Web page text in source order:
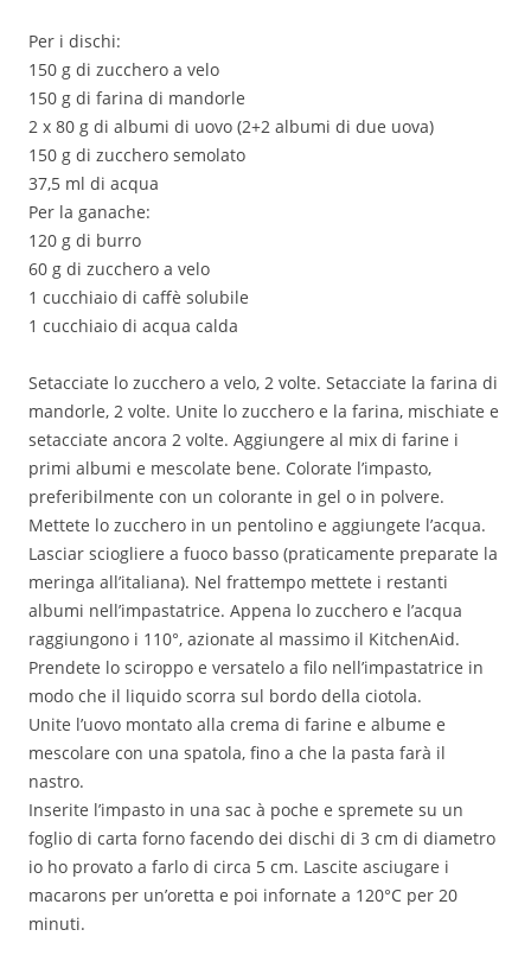
Per i dischi:
150 g di zucchero a velo
150 g di farina di mandorle
2 x 80 g di albumi di uovo (2+2 albumi di due uova)
150 g di zucchero semolato
37,5 ml di acqua
Per la ganache:
120 g di burro
60 g di zucchero a velo
1 cucchiaio di caffè solubile
1 cucchiaio di acqua calda
Setacciate lo zucchero a velo, 2 volte. Setacciate la farina di
mandorle, 2 volte. Unite lo zucchero e la farina, mischiate e
setacciate ancora 2 volte. Aggiungere al mix di farine i
primi albumi e mescolate bene. Colorate l’impasto,
preferibilmente con un colorante in gel o in polvere.
Mettete lo zucchero in un pentolino e aggiungete l’acqua.
Lasciar sciogliere a fuoco basso (praticamente preparate la
meringa all’italiana). Nel frattempo mettete i restanti
albumi nell’impastatrice. Appena lo zucchero e l’acqua
raggiungono i 110°, azionate al massimo il KitchenAid.
Prendete lo sciroppo e versatelo a filo nell’impastatrice in
modo che il liquido scorra sul bordo della ciotola.
Unite l’uovo montato alla crema di farine e albume e
mescolare con una spatola, fino a che la pasta farà il
nastro.
Inserite l’impasto in una sac à poche e spremete su un
foglio di carta forno facendo dei dischi di 3 cm di diametro
io ho provato a farlo di circa 5 cm. Lascite asciugare i
macarons per un’oretta e poi infornate a 120°C per 20
minuti.